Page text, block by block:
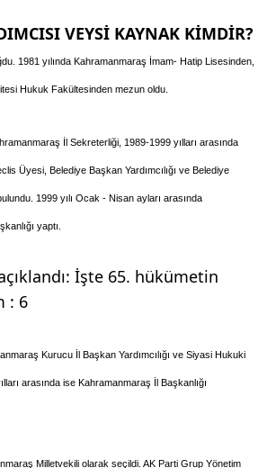
VEYSİ KAYNAK KİMDİR?
1981 yılında Kahramanmaraş İmam- Hatip Lisesinden,
Hukuk Fakültesinden mezun oldu.
İl Sekreterliği, 1989-1999 yılları arasında
Üyesi, Belediye Başkan Yardımcılığı ve Belediye
1999 yılı Ocak - Nisan ayları arasında
yaptı.
Kurucu İl Başkan Yardımcılığı ve Siyasi Hukuki
arasında ise Kahramanmaraş İl Başkanlığı
Milletvekili olarak seçildi. AK Parti Grup Yönetim